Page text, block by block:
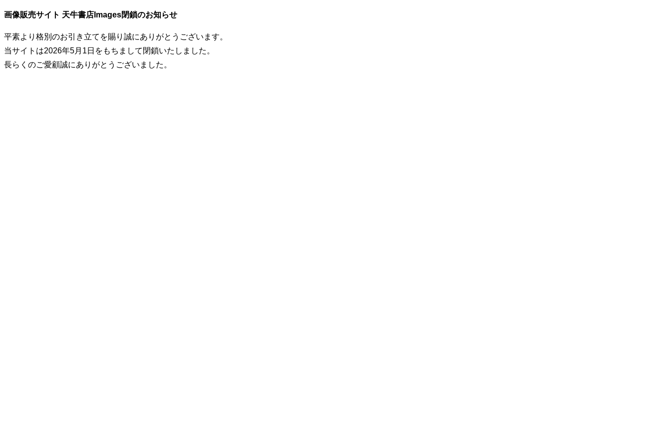
画像販売サイト 天牛書店Images閉鎖のお知らせ
平素より格別のお引き立てを賜り誠にありがとうございます。
当サイトは2026年5月1日をもちまして閉鎖いたしました。
長らくのご愛顧誠にありがとうございました。